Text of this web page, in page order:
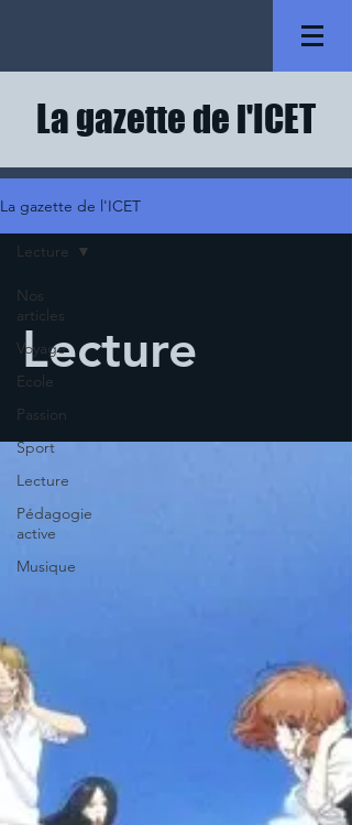
La gazette de l'ICET
La gazette de l'ICET
Nos
articles
Voyage
Ecole
Passion
Sport
Lecture
Pédagogie
active
Musique
Lecture
Lecture